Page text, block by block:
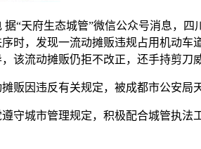
据“天府生态城管”微信公众号消息，
时，发现一流动摊贩违规占用机动
该流动摊贩仍拒不改正，还手持剪刀
因违反有关规定，被成都市公安局天
城市管理规定，积极配合城管执法工